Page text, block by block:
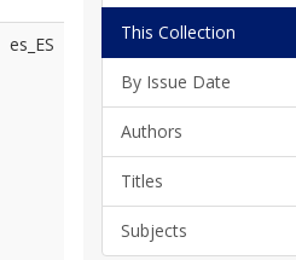
es_ES
This Collection
By Issue Date
Authors
Titles
Subjects